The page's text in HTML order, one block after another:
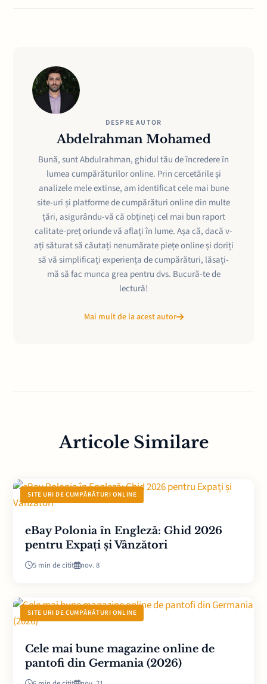
DESPRE AUTOR
Abdelrahman Mohamed
Bună, sunt Abdulrahman, ghidul tău de încredere în
lumea cumpărăturilor online. Prin cercetările și
analizele mele extinse, am identificat cele mai bune
site-uri și platforme de cumpărături online din multe
țări, asigurându-vă că obțineți cel mai bun raport
calitate-preț oriunde vă aflați în lume. Așa că, dacă v-
ați săturat să căutați nenumărate piețe online și doriți
să vă simplificați experiența de cumpărături, lăsați-
mă să fac munca grea pentru dvs. Bucură-te de
lectură!
Mai mult de la acest autor
Articole Similare
SITE URI DE CUMPĂRĂTURI ONLINE
eBay Polonia în Engleză: Ghid 2026
pentru Expați și Vânzători
5 min de citit nov. 8
SITE URI DE CUMPĂRĂTURI ONLINE
Cele mai bune magazine online de
pantofi din Germania (2026)